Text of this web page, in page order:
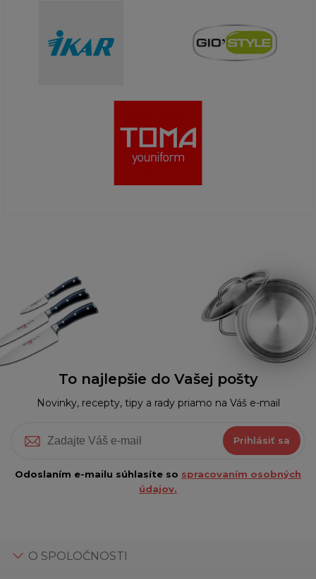
To najlepšie do Vašej pošty
Novinky, recepty, tipy a rady priamo na Váš e-mail
Prihlásiť sa
Odoslaním e-mailu súhlasíte so spracovaním osobných
údajov.
O SPOLOČNOSTI